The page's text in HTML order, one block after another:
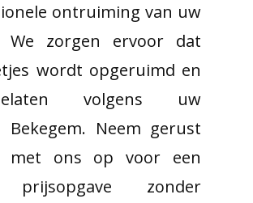
ontruiming van uw
We zorgen ervoor dat
wordt opgeruimd en
volgens uw
Bekegem. Neem gerust
met ons op voor een
prijsopgave zonder